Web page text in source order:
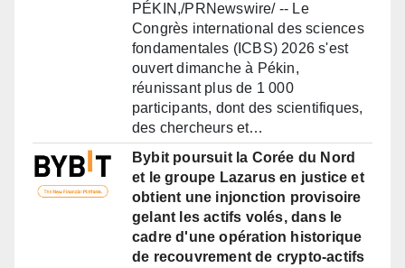
PÉKIN,/PRNewswire/ -- Le
Congrès international des sciences
fondamentales (ICBS) 2026 s'est
ouvert dimanche à Pékin,
réunissant plus de 1 000
participants, dont des scientifiques,
des chercheurs et…
Bybit poursuit la Corée du Nord
et le groupe Lazarus en justice et
obtient une injonction provisoire
gelant les actifs volés, dans le
cadre d'une opération historique
de recouvrement de crypto-actifs